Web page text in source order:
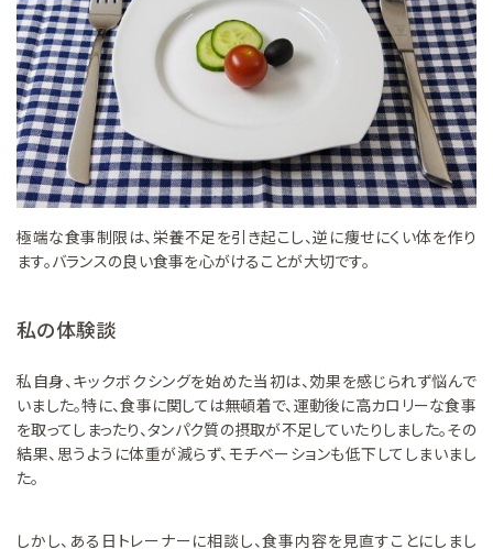
極端な食事制限は、栄養不足を引き起こし、逆に痩せにくい体を作り
ます。バランスの良い食事を心がけることが大切です。
私の体験談
私自身、キックボクシングを始めた当初は、効果を感じられず悩んで
いました。特に、食事に関しては無頓着で、運動後に高カロリーな食事
を取ってしまったり、タンパク質の摂取が不足していたりしました。その
結果、思うように体重が減らず、モチベーションも低下してしまいまし
た。
しかし、ある日トレーナーに相談し、食事内容を見直すことにしまし